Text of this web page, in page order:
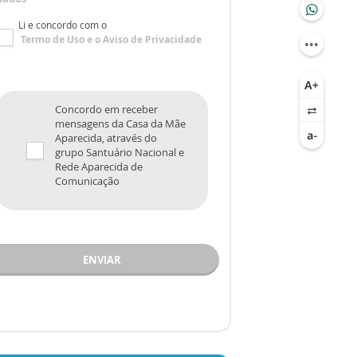
Li e concordo com o
Termo de Usoe oAviso de Privacidade
Concordo em receber
mensagens da Casa da Mãe
Aparecida, através do
grupo Santuário Nacional e
Rede Aparecida de
Comunicação
ENVIAR